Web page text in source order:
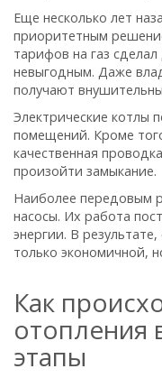
Еще несколько лет
приоритетным
тарифов на газ
невыгодным. Даже
получают
Электрические котлы
помещений. Кроме
качественная
произойти замыкание.
Наиболее передовым
насосы. Их работа
энергии. В
только экономичной,
Как
отопления
этапы